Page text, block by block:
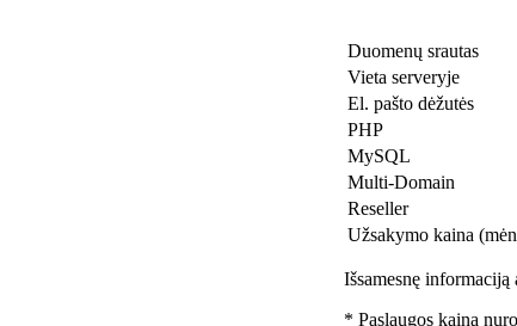
Duomenų srautas
Vieta serveryje
El. pašto dėžutės
PHP
MySQL
Multi-Domain
Reseller
Užsakymo kaina
Išsamesnę informaciją
* Paslaugos kaina